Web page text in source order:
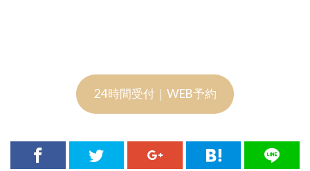
24時間受付｜WEB予約